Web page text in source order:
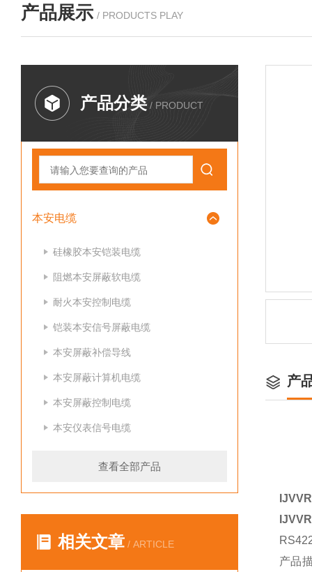
产品展示 / PRODUCTS PLAY
产品分类 / PRODUCT
本安电缆
硅橡胶本安铠装电缆
阻燃本安屏蔽软电缆
耐火本安控制电缆
铠装本安信号屏蔽电缆
本安屏蔽补偿导线
本安屏蔽计算机电缆
本安屏蔽控制电缆
本安仪表信号电缆
查看全部产品
相关文章 / ARTICLE
产
产品